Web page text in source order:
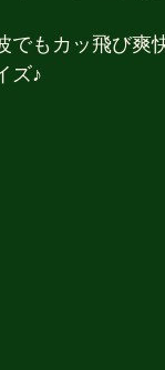
でもカッ飛び爽
ズ♪